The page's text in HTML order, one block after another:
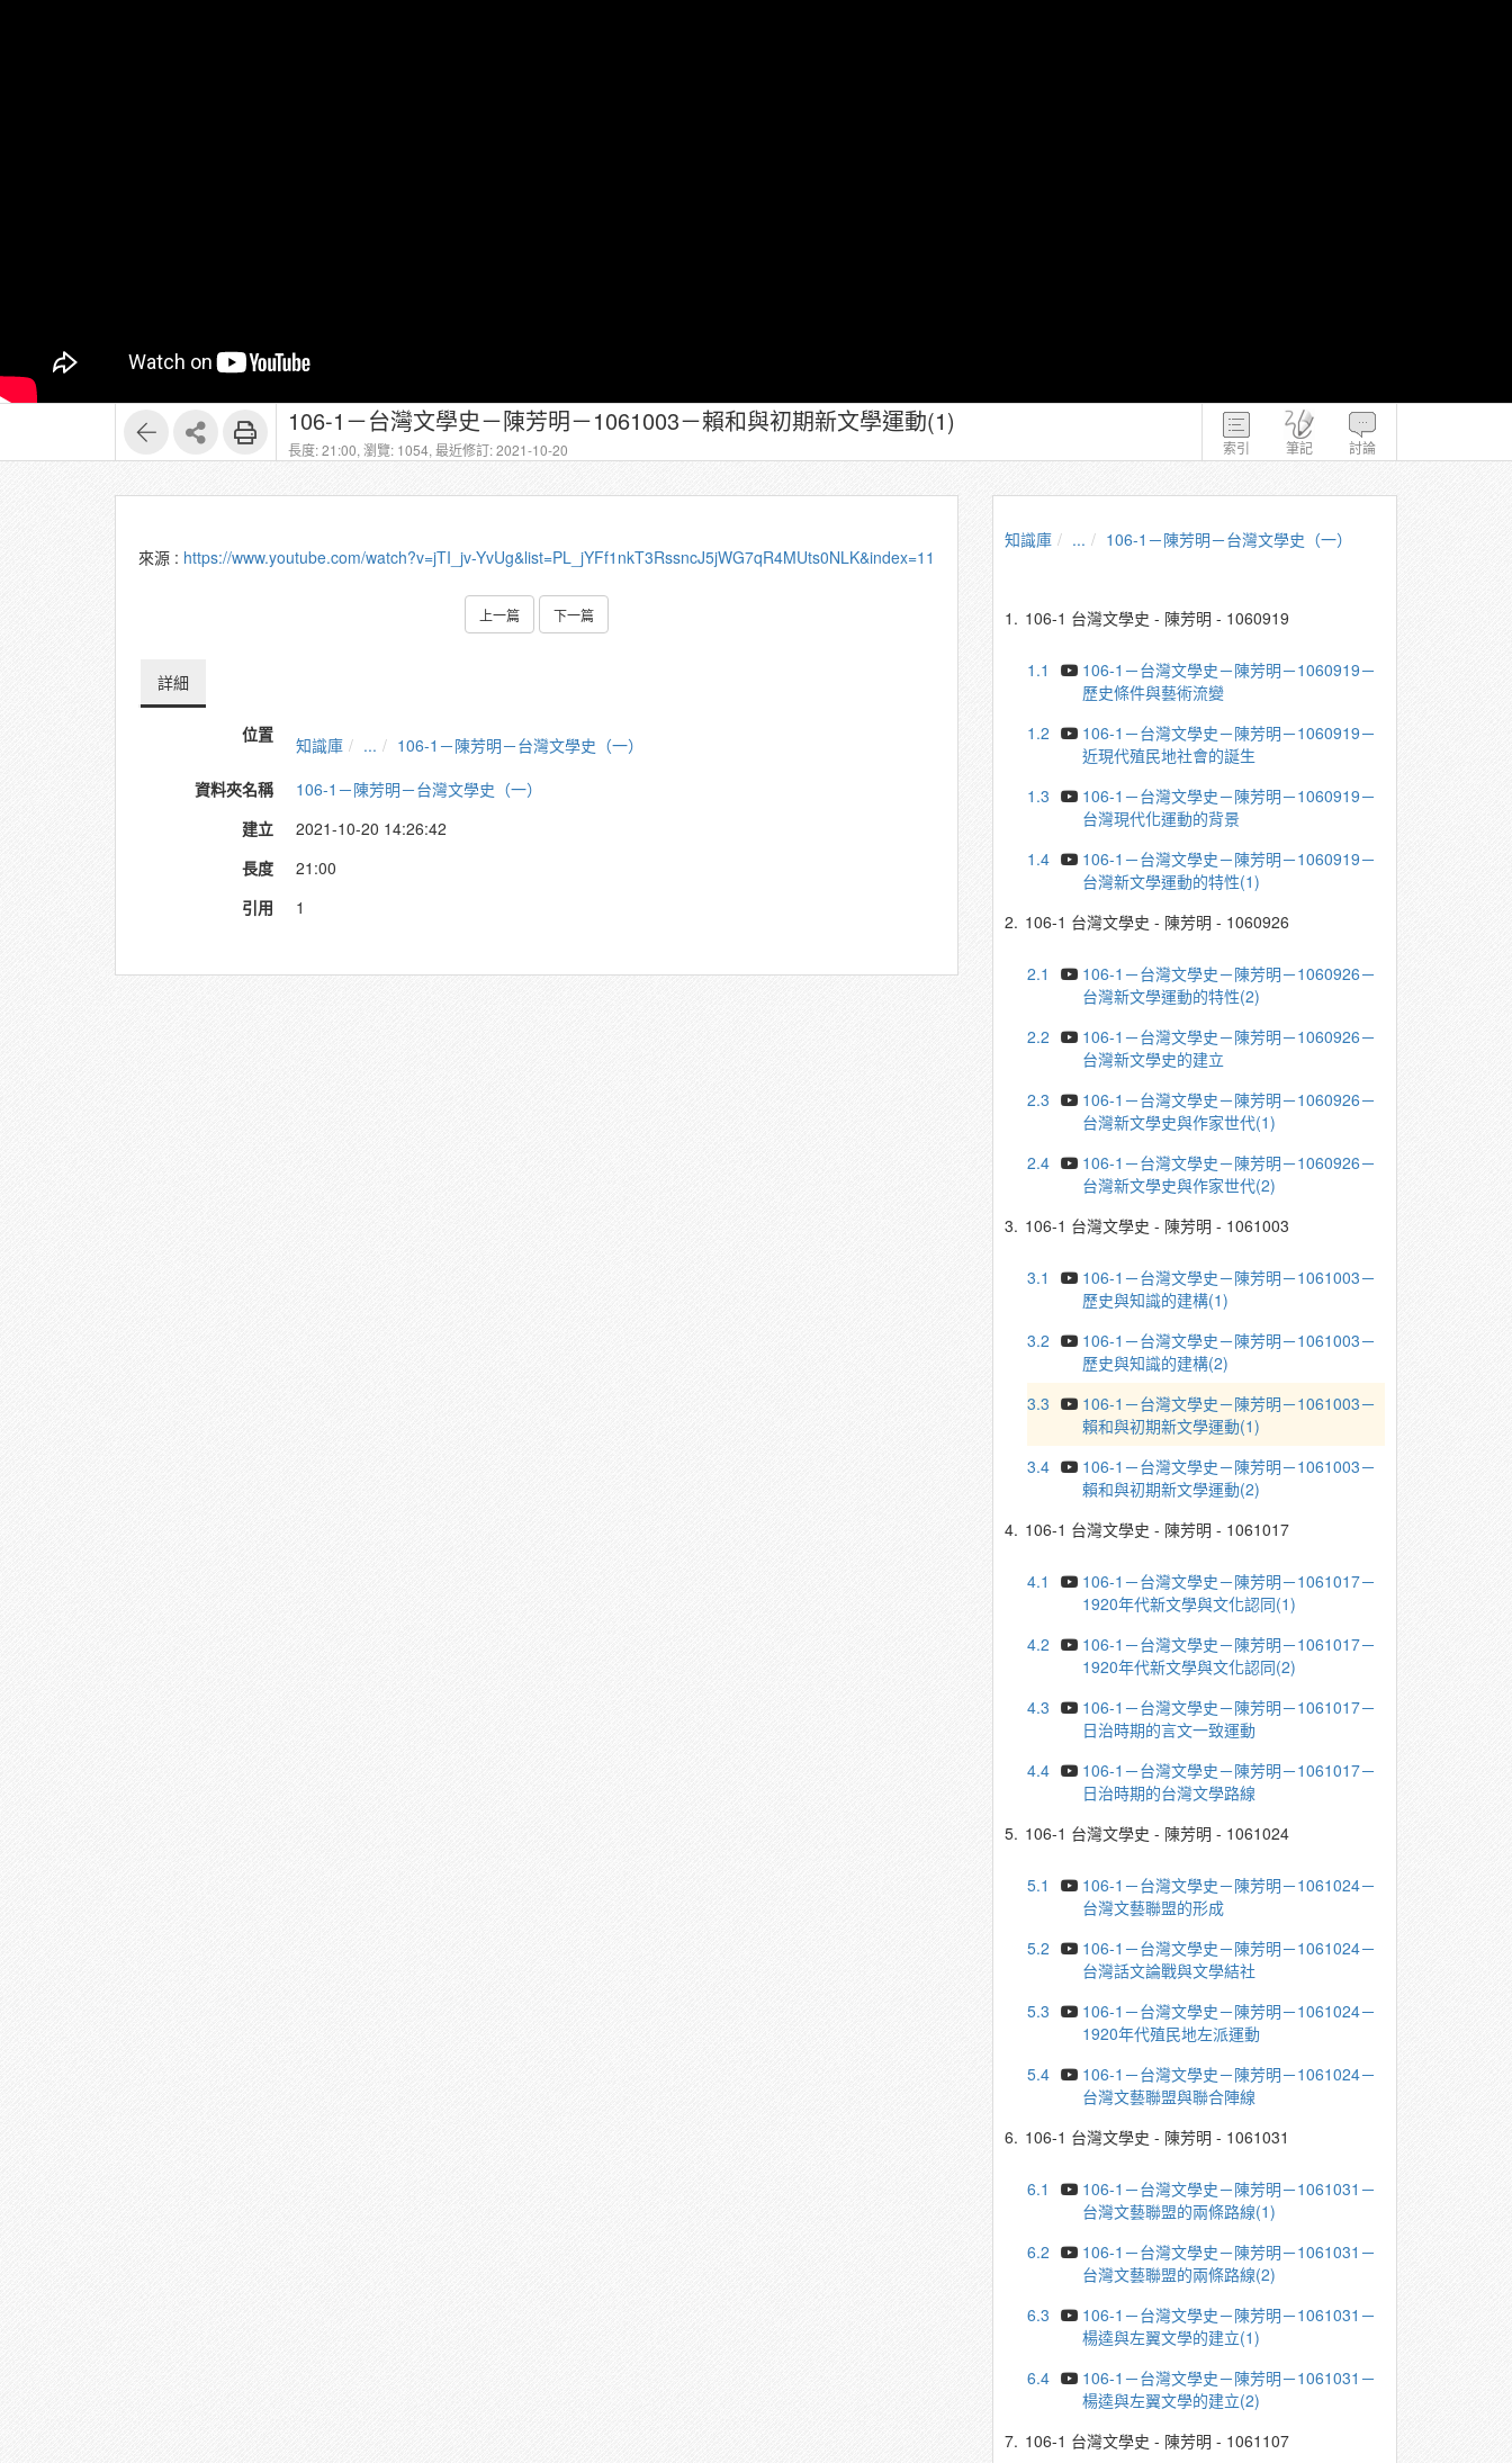
索引 筆記 討論
106-1－台灣文學史－陳芳明－1061003－賴和與初期新文學運動(1)
長度: 21:00, 瀏覽: 1054, 最近修訂: 2021-10-20
來源 : https://www.youtube.com/watch?v=jTI_jv-YvUg&list=PL_jYFf1nkT3RssncJ5jWG7qR4MUts0NLK&index=11
上一篇 下一篇
詳細
位置 知識庫 ...
106-1－陳芳明－台灣文學史（一）
資料夾名稱
106-1－陳芳明－台灣文學史（一）
建立
2021-10-20 14:26:42
長度
21:00
引用
1
知識庫 ... 106-1－陳芳明－台灣文學史（一）
1. 106-1 台灣文學史 - 陳芳明 - 1060919
1.1
106-1－台灣文學史－陳芳明－1060919－
歷史條件與藝術流變
1.2
106-1－台灣文學史－陳芳明－1060919－
近現代殖民地社會的誕生
1.3
106-1－台灣文學史－陳芳明－1060919－
台灣現代化運動的背景
1.4
106-1－台灣文學史－陳芳明－1060919－
台灣新文學運動的特性(1)
2. 106-1 台灣文學史 - 陳芳明 - 1060926
2.1
106-1－台灣文學史－陳芳明－1060926－
台灣新文學運動的特性(2)
2.2
106-1－台灣文學史－陳芳明－1060926－
台灣新文學史的建立
2.3
106-1－台灣文學史－陳芳明－1060926－
台灣新文學史與作家世代(1)
2.4
106-1－台灣文學史－陳芳明－1060926－
台灣新文學史與作家世代(2)
3. 106-1 台灣文學史 - 陳芳明 - 1061003
3.1
106-1－台灣文學史－陳芳明－1061003－
歷史與知識的建構(1)
3.2
106-1－台灣文學史－陳芳明－1061003－
歷史與知識的建構(2)
3.3
106-1－台灣文學史－陳芳明－1061003－
賴和與初期新文學運動(1)
3.4
106-1－台灣文學史－陳芳明－1061003－
賴和與初期新文學運動(2)
4. 106-1 台灣文學史 - 陳芳明 - 1061017
4.1
106-1－台灣文學史－陳芳明－1061017－
1920年代新文學與文化認同(1)
4.2
106-1－台灣文學史－陳芳明－1061017－
1920年代新文學與文化認同(2)
4.3
106-1－台灣文學史－陳芳明－1061017－
日治時期的言文一致運動
4.4
106-1－台灣文學史－陳芳明－1061017－
日治時期的台灣文學路線
5. 106-1 台灣文學史 - 陳芳明 - 1061024
5.1
106-1－台灣文學史－陳芳明－1061024－
台灣文藝聯盟的形成
5.2
106-1－台灣文學史－陳芳明－1061024－
台灣話文論戰與文學結社
5.3
106-1－台灣文學史－陳芳明－1061024－
1920年代殖民地左派運動
5.4
106-1－台灣文學史－陳芳明－1061024－
台灣文藝聯盟與聯合陣線
6. 106-1 台灣文學史 - 陳芳明 - 1061031
6.1
106-1－台灣文學史－陳芳明－1061031－
台灣文藝聯盟的兩條路線(1)
6.2
106-1－台灣文學史－陳芳明－1061031－
台灣文藝聯盟的兩條路線(2)
6.3
106-1－台灣文學史－陳芳明－1061031－
楊逵與左翼文學的建立(1)
6.4
106-1－台灣文學史－陳芳明－1061031－
楊逵與左翼文學的建立(2)
7. 106-1 台灣文學史 - 陳芳明 - 1061107